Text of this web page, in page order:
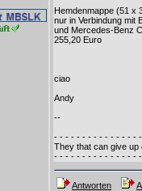
Hemdenmappe (51 x
nur in Verbindung mit
und Mercedes-Benz
255,20 Euro
ciao
Andy
--
- - - - - - - - - - - - - - -
They that can give up
- - - - - - - - - - - - - - -
Antworten